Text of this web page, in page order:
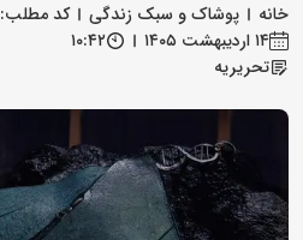
خانه پوشاک و سبک زندگی
کد مطلب: ۳۶۱۸۷۴
۱۴ اردیبهشت ۱۴۰۵
۱۰:۴۲
تحریریه